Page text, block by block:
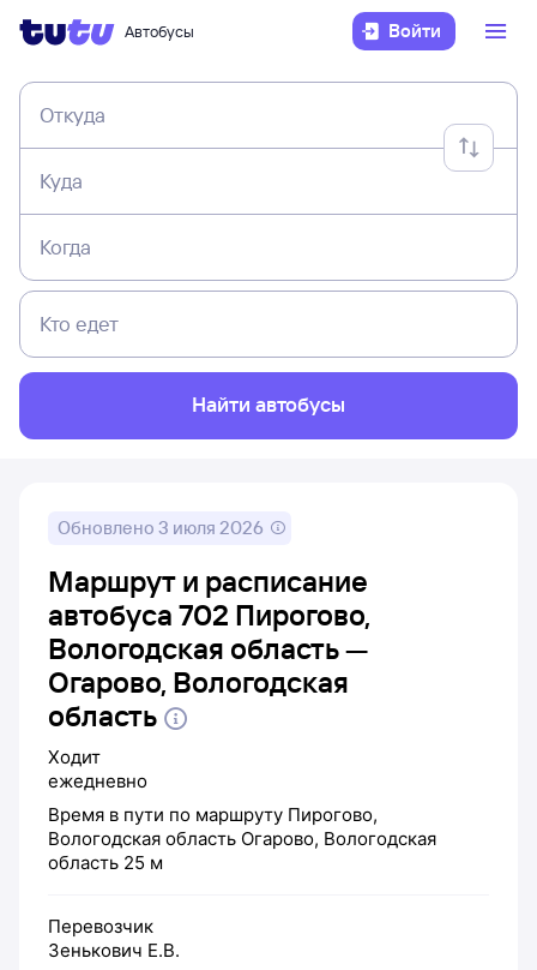
Автобусы Войти
Откуда
Куда
Когда
Кто едет
Найти автобусы
Обновлено 3 июля 2026
Маршрут и расписание
автобуса 702 Пирогово,
Вологодская область —
Огарово, Вологодская
область
Ходит
ежедневно
Время в пути по маршруту Пирогово,
Вологодская область Огарово, Вологодская
область 25 м
Перевозчик
Зенькович Е.В.